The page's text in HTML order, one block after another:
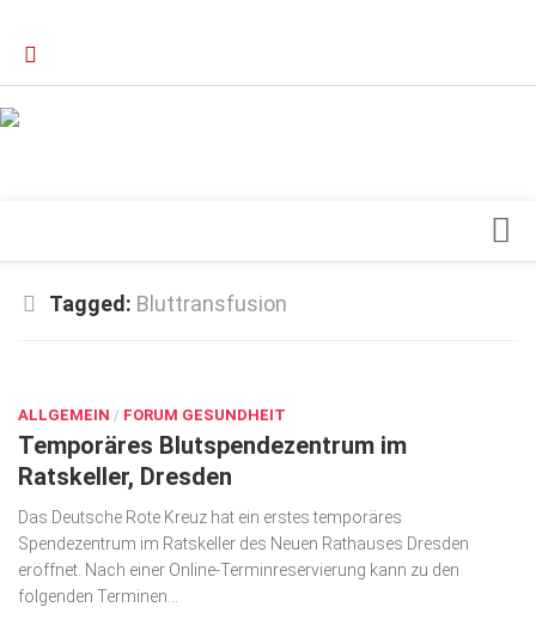
Orthopädie
Schönheit & Wohlbefinden
Special
Wirtschaft, Recht, Finanzen
Zahn, Mund, Kiefer
Tagged: Bluttransfusion
ALLGEMEIN / FORUM GESUNDHEIT
Temporäres Blutspendezentrum im
Ratskeller, Dresden
Das Deutsche Rote Kreuz hat ein erstes temporäres
Spendezentrum im Ratskeller des Neuen Rathauses Dresden
eröffnet. Nach einer Online-Terminreservierung kann zu den
folgenden Terminen...